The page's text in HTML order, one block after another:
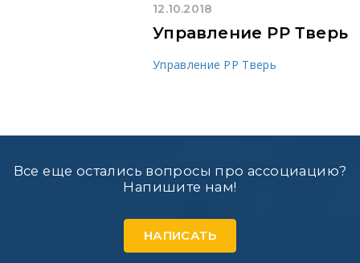
12.10.2018
Управление РР Тверь
Управление РР Тверь
Все еще остались вопросы про ассоциацию?
Напишите нам!
НАПИСАТЬ